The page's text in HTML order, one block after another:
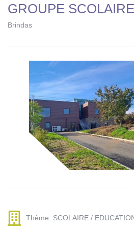
GROUPE
Brindas
Thème: SCOLAIRE /